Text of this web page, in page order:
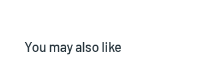
You may also like